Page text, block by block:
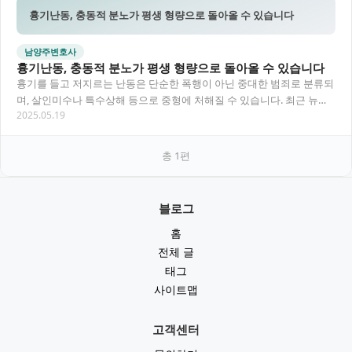
흉기난동, 충동적 분노가 평생 형량으로 돌아올 수 있습니다
남양주변호사
흉기난동, 충동적 분노가 평생 형량으로 돌아올 수 있습니다
흉기를 들고 저지르는 난동은 단순한 폭행이 아닌 중대한 범죄로 분류되
며, 살인미수나 특수상해 등으로 중형에 처해질 수 있습니다. 최근 뉴스
에 자주 등장하는 만큼, 어떤 상황이 흉기…
2025.05.19
총 1편
블로그
홈
전체 글
태그
사이트맵
고객센터